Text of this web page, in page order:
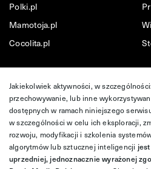
Polki.pl
Mamotoja.pl
Cocolita.pl
Jakiekolwiek aktywności, w
przechowywanie, lub inne
dostępnych w ramach niniejszego
w szczególności w celu ich eksploracji,
rozwoju, modyfikacji i szkolenia
algorytmów lub sztucznej inteligencji
uprzedniej, jednoznacznie wyrażonej